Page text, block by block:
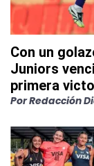
Con un
Juniors
primera
PorRedacción